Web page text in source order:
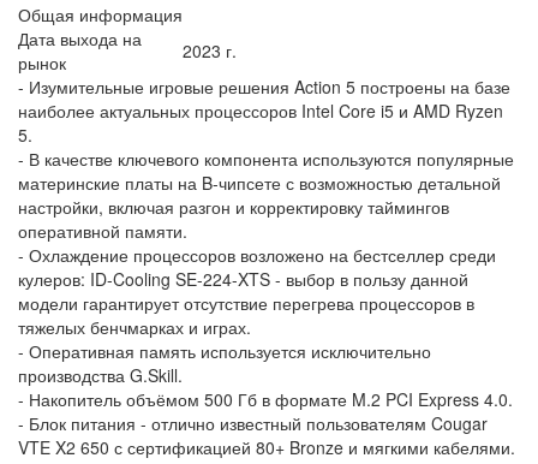
Общая информация
Дата выхода на
рынок
2023 г.
- Изумительные игровые решения Action 5 построены на базе
наиболее актуальных процессоров Intel Core i5 и AMD Ryzen
5.
- В качестве ключевого компонента используются популярные
материнские платы на B-чипсете с возможностью детальной
настройки, включая разгон и корректировку таймингов
оперативной памяти.
- Охлаждение процессоров возложено на бестселлер среди
кулеров: ID-Cooling SE-224-XTS - выбор в пользу данной
модели гарантирует отсутствие перегрева процессоров в
тяжелых бенчмарках и играх.
- Оперативная память используется исключительно
производства G.Skill.
- Накопитель объёмом 500 Гб в формате M.2 PCI Express 4.0.
- Блок питания - отлично известный пользователям Cougar
VTE X2 650 с сертификацией 80+ Bronze и мягкими кабелями.